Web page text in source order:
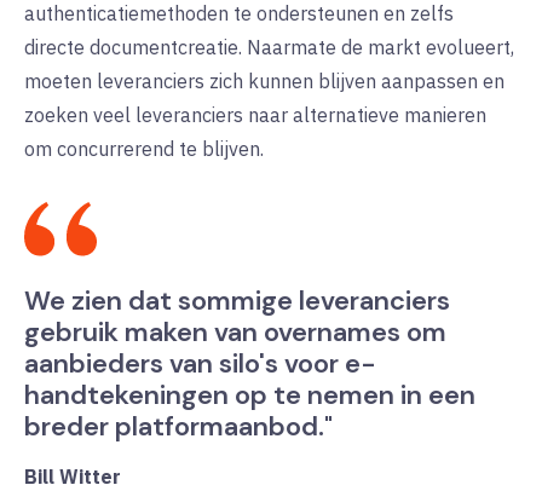
authenticatiemethoden te ondersteunen en zelfs
directe documentcreatie. Naarmate de markt evolueert,
moeten leveranciers zich kunnen blijven aanpassen en
zoeken veel leveranciers naar alternatieve manieren
om concurrerend te blijven.
We zien dat sommige leveranciers
gebruik maken van overnames om
aanbieders van silo's voor e-
handtekeningen op te nemen in een
breder platformaanbod."
Bill Witter